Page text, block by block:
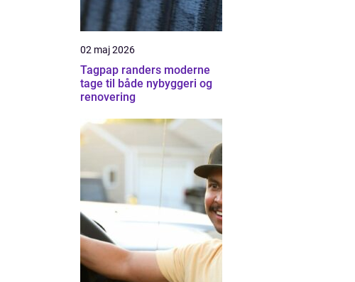
02 maj 2026
Tagpap randers moderne
tage til både nybyggeri og
renovering